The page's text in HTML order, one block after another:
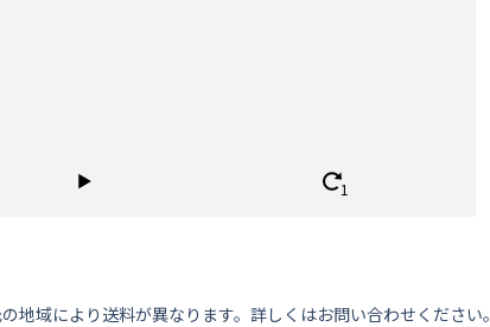
域により送料が異なります。詳しくはお問い合わせください。